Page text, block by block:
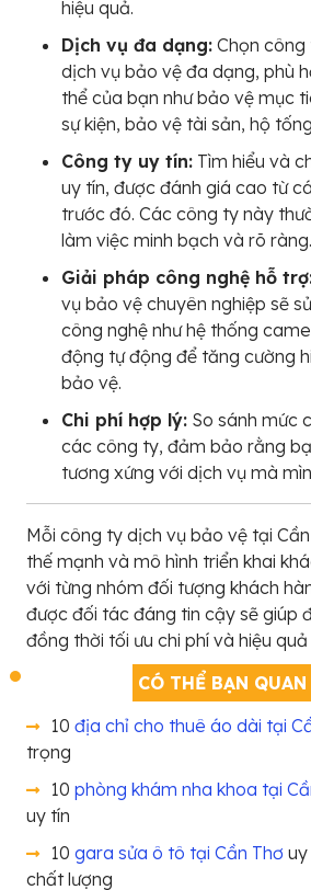
hiệu quả.
Dịch vụ đa dạng: Chọn
dịch vụ bảo vệ đa dạng, phù
thể của bạn như bảo vệ mục
sự kiện, bảo vệ tài sản, hộ
Công ty uy tín: Tìm hiểu và
uy tín, được đánh giá cao từ
trước đó. Các công ty này
làm việc minh bạch và rõ ràng.
Giải pháp công nghệ hỗ
vụ bảo vệ chuyên nghiệp sẽ
công nghệ như hệ thống
động tự động để tăng cường
bảo vệ.
Chi phí hợp lý: So sánh mức
các công ty, đảm bảo rằng
tương xứng với dịch vụ mà
Mỗi công ty dịch vụ bảo vệ tại
thế mạnh và mô hình triển khai
với từng nhóm đối tượng khách
được đối tác đáng tin cậy sẽ giúp
đồng thời tối ưu chi phí và hiệu
CÓ THỂ BẠN QUAN
10 địa chỉ cho thuê áo dài tại
trọng
10 phòng khám nha khoa tại
uy tín
10 gara sửa ô tô tại Cần Thơ
chất lượng